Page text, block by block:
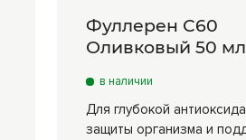
Фуллерен С60
Оливковый 50 мл
в наличии
Для глубокой
защиты организма и